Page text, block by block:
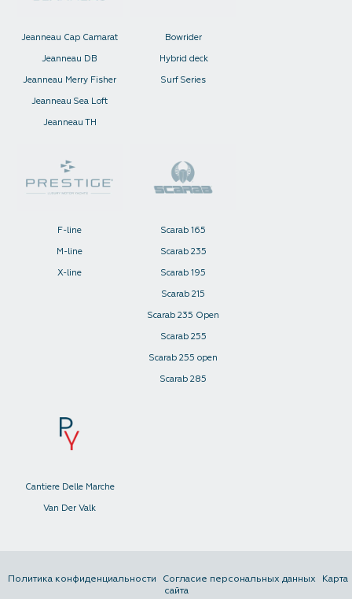
Jeanneau Cap Camarat
Jeanneau DB
Jeanneau Merry Fisher
Jeanneau Sea Loft
Jeanneau TH
Bowrider
Hybrid deck
Surf Series
F-line
M-line
X-line
Scarab 165
Scarab 235
Scarab 195
Scarab 215
Scarab 235 Open
Scarab 255
Scarab 255 open
Scarab 285
Cantiere Delle Marche
Van Der Valk
Политика конфиденциальности Согласие персональных данных
Карта
сайта